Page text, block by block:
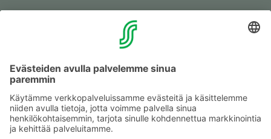
Muuta eväs­tea­se­tuk­sia & eväs­tein­for­maa­tio
Tie­to­suo­ja­se­loste (Arina)